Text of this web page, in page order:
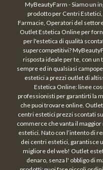
MyBeautyFarm - Siamo un
prodotto per Centri Estetici,
Farmacie, Operatori del
Outlet Estetica Online per
per l'estetica di qualità
supercompetitivi?
risposta ideale per te, con
sempre ed in qualsiasi
estetici a prezzi outlet di
Estetica Online: linee
professionisti per garantirti la
che puoi trovare online.
centri estetici prezzi scontati
commerce che vanta il
estetici. Nato con l’intento di
dei centri estetici, garantisce
migliore del web! Outlet
denaro, senza l' obbligo di